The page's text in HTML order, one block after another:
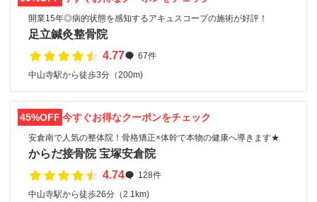
開業15年◎病的状態を感知するアキュスコープの施術が好評！
足立鍼灸整骨院
4.77
67件
中山寺駅から徒歩3分（200m)
45%OFF 今すぐお得なクーポンをチェック
安倉南で人気の整体院！骨格矯正×体幹で本物の健康へ導きます★
からだ接骨院 宝塚安倉院
4.74
128件
中山寺駅から徒歩26分（2.1km)